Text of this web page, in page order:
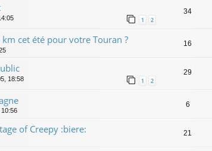
1 2
34
cet été pour votre Touran ? 16
18:58 1 2
29
6
of Creepy :biere: 21